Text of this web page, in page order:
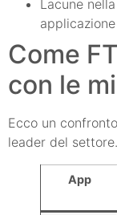
Lacune
Come
con le
Ecco un
leader del settore.
App